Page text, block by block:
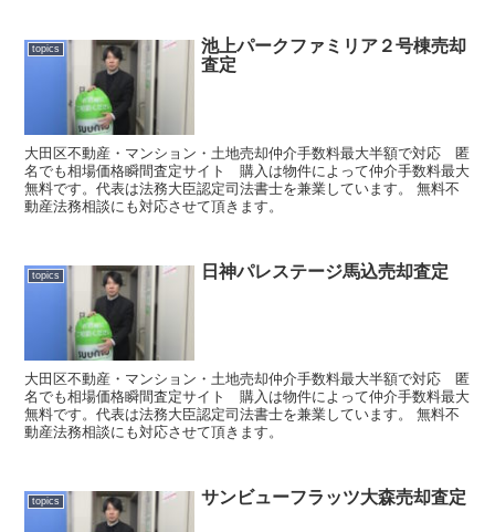
topics
池上パークファミリア２号棟売却
査定
大田区不動産・マンション・土地売却仲介手数料最大半額で対応 匿
名でも相場価格瞬間査定サイト 購入は物件によって仲介手数料最大
無料です。代表は法務大臣認定司法書士を兼業しています。 無料不
動産法務相談にも対応させて頂きます。
topics 日神パレステージ馬込売却査定
大田区不動産・マンション・土地売却仲介手数料最大半額で対応 匿
名でも相場価格瞬間査定サイト 購入は物件によって仲介手数料最大
無料です。代表は法務大臣認定司法書士を兼業しています。 無料不
動産法務相談にも対応させて頂きます。
topics サンビューフラッツ大森売却査定